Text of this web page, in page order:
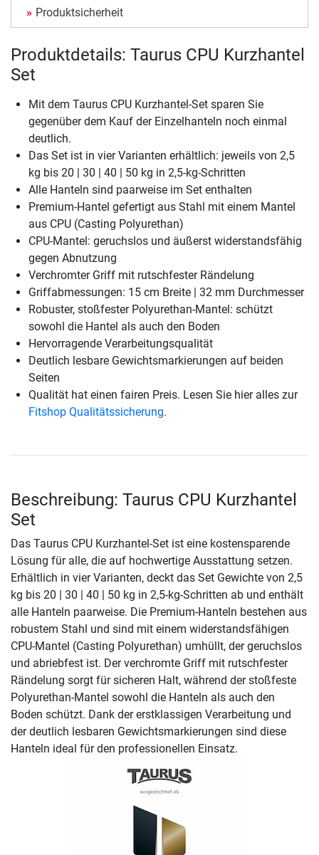
Produktsicherheit
Produktdetails: Taurus CPU Kurzhantel
Set
Mit dem Taurus CPU Kurzhantel-Set sparen Sie
gegenüber dem Kauf der Einzelhanteln noch einmal
deutlich.
Das Set ist in vier Varianten erhältlich: jeweils von 2,5
kg bis 20 | 30 | 40 | 50 kg in 2,5-kg-Schritten
Alle Hanteln sind paarweise im Set enthalten
Premium-Hantel gefertigt aus Stahl mit einem Mantel
aus CPU (Casting Polyurethan)
CPU-Mantel: geruchslos und äußerst widerstandsfähig
gegen Abnutzung
Verchromter Griff mit rutschfester Rändelung
Griffabmessungen: 15 cm Breite | 32 mm Durchmesser
Robuster, stoßfester Polyurethan-Mantel: schützt
sowohl die Hantel als auch den Boden
Hervorragende Verarbeitungsqualität
Deutlich lesbare Gewichtsmarkierungen auf beiden
Seiten
Qualität hat einen fairen Preis. Lesen Sie hier alles zur
Fitshop Qualitätssicherung.
Beschreibung: Taurus CPU Kurzhantel
Set
Das Taurus CPU Kurzhantel-Set ist eine kostensparende
Lösung für alle, die auf hochwertige Ausstattung setzen.
Erhältlich in vier Varianten, deckt das Set Gewichte von 2,5
kg bis 20 | 30 | 40 | 50 kg in 2,5-kg-Schritten ab und enthält
alle Hanteln paarweise. Die Premium-Hanteln bestehen aus
robustem Stahl und sind mit einem widerstandsfähigen
CPU-Mantel (Casting Polyurethan) umhüllt, der geruchslos
und abriebfest ist. Der verchromte Griff mit rutschfester
Rändelung sorgt für sicheren Halt, während der stoßfeste
Polyurethan-Mantel sowohl die Hanteln als auch den
Boden schützt. Dank der erstklassigen Verarbeitung und
der deutlich lesbaren Gewichtsmarkierungen sind diese
Hanteln ideal für den professionellen Einsatz.